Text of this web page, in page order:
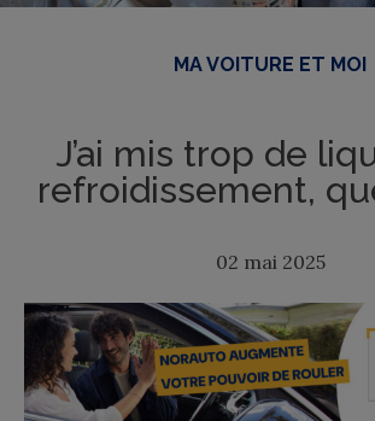
MA VOITURE ET MOI
J’ai mis trop de
refroidissement,
02 mai 2025